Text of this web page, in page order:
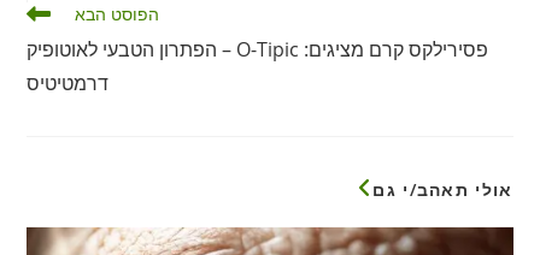
הפוסט הבא
פסירילקס קרם מציגים: O-Tipic – הפתרון הטבעי לאוטופיק
דרמטיטיס
אולי תאהב/י גם